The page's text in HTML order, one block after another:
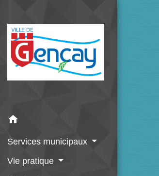
home
Services municipaux
Vie pratique